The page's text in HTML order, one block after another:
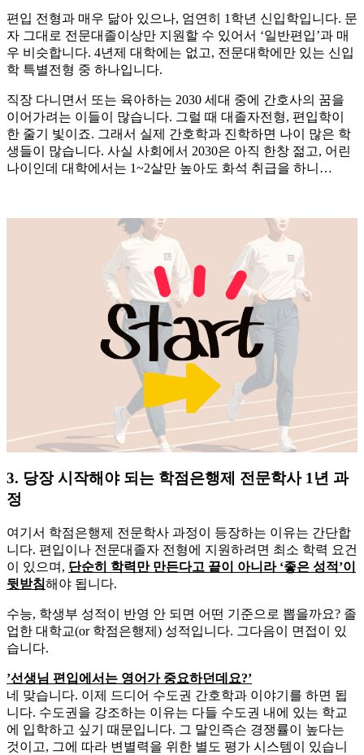
​편입 전형과 매우 닮아 있으나, 엄연히 1학년 신입학입니다. 문
자 그대로 전문대졸이상만 지원할 수 있어서 ‘일반편입’과 매
우 비슷합니다. 4년제 대학에는 없고, 전문대학에만 있는 신입
학 특별전형 중 하나입니다.
​직장 다니면서 또는 육아하는 2030 세대 중에 간호사의 꿈을
이어가려는 이들이 많습니다. 그럴 때 대졸자전형, 편입학이
한 줄기 빛이죠. 그래서 실제 간호학과 진학하면 나이 많은 학
생들이 많습니다. 사실 사회에서 2030은 아직 한창 젊고, 어린
나이인데 대학에서는 1~2살만 높아도 화석 취급을 하니…
3. 당장 시작해야 되는 학점은행제 전문학사 1년 과
정
여기서 학점은행제 전문학사 과정이 등장하는 이유는 간단합
니다. 편입이나 전문대졸자 전형에 지원하려면 최소 학력 요건
이 있으며, 단순히 학력만 만든다고 끝이 아니라 ‘좋은 성적’이
뒷받침해야 됩니다.
​수능, 학생부 성적이 반영 안 되면 어떤 기준으로 뽑을까요? 졸
업한 대학교(or 학점은행제) 성적입니다. 그다음이 면접이 있
습니다.
​’선생님 편입에서는 영어가 중요하던데요?’
​네 맞습니다. 이제 드디어 수도권 간호학과 이야기를 하면 됩
니다. 수도권을 강조하는 이유는 다들 수도권 내에 있는 학교
에 입학하고 싶기 때문입니다. 그 말인즉슨 경쟁률이 높다는
것이고, 그에 따라 변별력을 위한 별도 평가 시스템이 있습니